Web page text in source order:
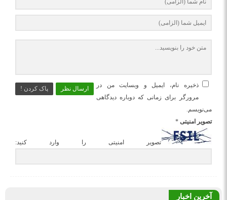
ارسال نظر پاک کردن !
ذخیره نام، ایمیل و وبسایت من در
مرورگر برای زمانی که دوباره دیدگاهی
می‌نویسم.
تصویر امنیتی *
تصویر امنیتی را وارد کنید:
آخرین اخبار